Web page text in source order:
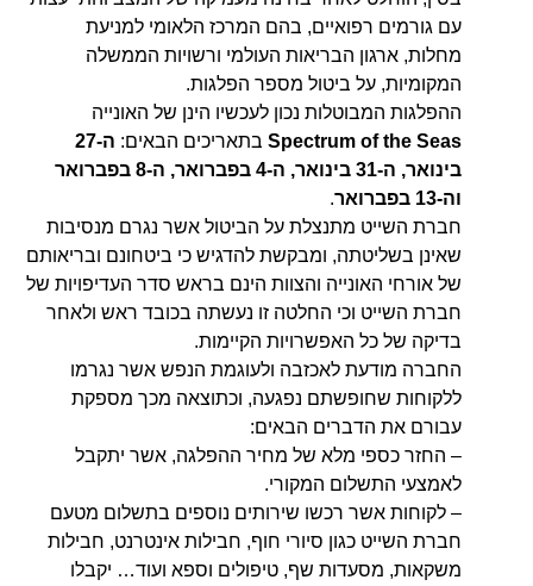
עם גורמים רפואיים, בהם המרכז הלאומי למניעת
מחלות, ארגון הבריאות העולמי ורשויות הממשלה
המקומיות, על ביטול מספר הפלגות.
ההפלגות המבוטלות נכון לעכשיו הינן של האונייה
Spectrum of the Seasבתאריכים הבאים:
ה-27
בינואר, ה-31 בינואר, ה-4 בפברואר, ה-8 בפברואר
.
חברת השייט מתנצלת על הביטול אשר נגרם מנסיבות
שאינן בשליטתה, ומבקשת להדגיש כי ביטחונם ובריאותם
של אורחי האונייה והצוות הינם בראש סדר העדיפויות של
חברת השייט וכי החלטה זו נעשתה בכובד ראש ולאחר
בדיקה של כל האפשרויות הקיימות.
החברה מודעת לאכזבה ולעוגמת הנפש אשר נגרמו
ללקוחות שחופשתם נפגעה, וכתוצאה מכך מספקת
עבורם את הדברים הבאים:
– החזר כספי מלא של מחיר ההפלגה, אשר יתקבל
לאמצעי התשלום המקורי.
– לקוחות אשר רכשו שירותים נוספים בתשלום מטעם
חברת השייט כגון סיורי חוף, חבילות אינטרנט, חבילות
משקאות, מסעדות שף, טיפולים וספא ועוד… יקבלו